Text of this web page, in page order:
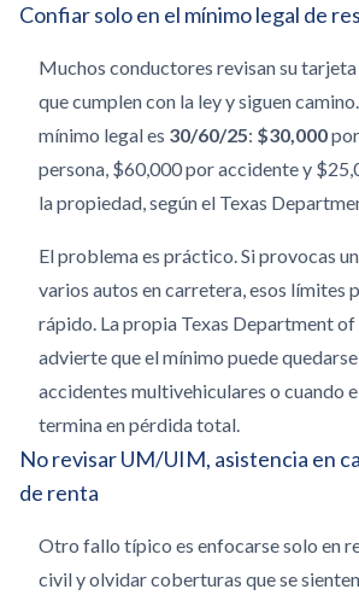
Confiar solo en el mínimo legal de
Muchos conductores revisan su tarjeta
que cumplen con la ley y siguen
mínimo legal es 30/60/25: $30,000
persona, $60,000 por accidente y
la propiedad, según el Texas
El problema es práctico. Si provocas
varios autos en carretera, esos límites
rápido. La propia Texas Department of
advierte que el mínimo puede
accidentes multivehiculares o cuando
termina en pérdida total.
No revisar UM/UIM, asistencia en
de renta
Otro fallo típico es enfocarse solo en
civil y olvidar coberturas que se